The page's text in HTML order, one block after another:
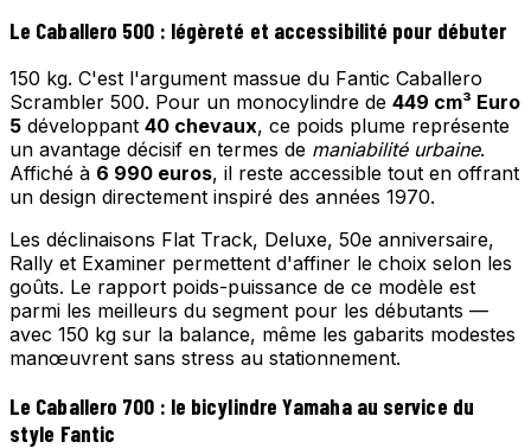
Le Caballero 500 : légèreté et accessibilité pour débuter
150 kg. C'est l'argument massue du Fantic Caballero
Scrambler 500. Pour un monocylindre de 449 cm³ Euro
5 développant 40 chevaux, ce poids plume représente
un avantage décisif en termes de maniabilité urbaine.
Affiché à 6 990 euros, il reste accessible tout en offrant
un design directement inspiré des années 1970.
Les déclinaisons Flat Track, Deluxe, 50e anniversaire,
Rally et Examiner permettent d'affiner le choix selon les
goûts. Le rapport poids-puissance de ce modèle est
parmi les meilleurs du segment pour les débutants —
avec 150 kg sur la balance, même les gabarits modestes
manœuvrent sans stress au stationnement.
Le Caballero 700 : le bicylindre Yamaha au service du
style Fantic